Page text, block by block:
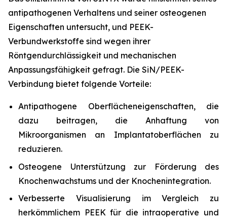
antipathogenen Verhaltens und seiner osteogenen
Eigenschaften untersucht, und PEEK-
Verbundwerkstoffe sind wegen ihrer
Röntgendurchlässigkeit und mechanischen
Anpassungsfähigkeit gefragt. Die SiN/PEEK-
Verbindung bietet folgende Vorteile:
Antipathogene Oberflächeneigenschaften, die
dazu beitragen, die Anhaftung von
Mikroorganismen an Implantatoberflächen zu
reduzieren.
Osteogene Unterstützung zur Förderung des
Knochenwachstums und der Knochenintegration.
Verbesserte Visualisierung im Vergleich zu
herkömmlichem PEEK für die intraoperative und